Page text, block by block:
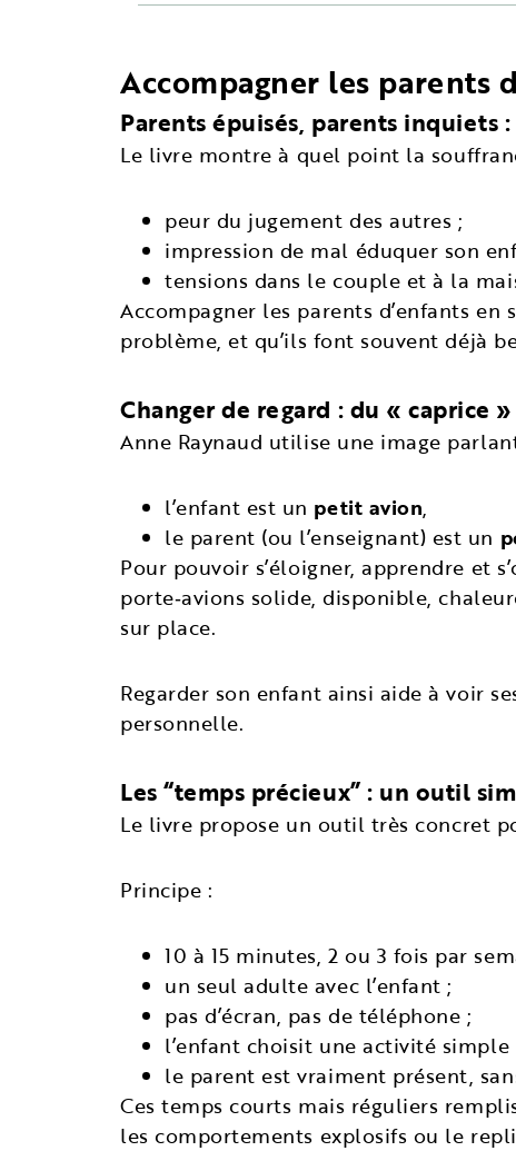
Accompagner les parents
Parents épuisés, parents inquiets :
Le livre montre à quel point la
peur du jugement des autres ;
impression de mal éduquer son
tensions dans le couple et à la
Accompagner les parents d’enfants en
problème, et qu’ils font souvent déjà
Changer de regard : du « caprice
Anne Raynaud utilise une image
l’enfant est un petit avion,
le parent (ou l’enseignant) est un
Pour pouvoir s’éloigner, apprendre et
porte‑avions solide, disponible,
sur place.
Regarder son enfant ainsi aide à voir
personnelle.
Les “temps précieux” : un outil
Le livre propose un outil très concret
Principe :
10 à 15 minutes, 2 ou 3 fois par
un seul adulte avec l’enfant ;
pas d’écran, pas de téléphone ;
l’enfant choisit une activité simple
le parent est vraiment présent,
Ces temps courts mais réguliers
les comportements explosifs ou le